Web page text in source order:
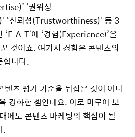
‘권위성
‘신뢰성(Trustworthiness)’ 등 3
‘E-A-T’에 ‘경험(Experience)’을
것이죠. 여기서 경험은 콘텐츠의
합니다.
텐츠 평가 기준을 뒤집은 것이 아니
강화한 셈인데요. 이로 미루어 보
에도 콘텐츠 마케팅의 핵심이 될
.